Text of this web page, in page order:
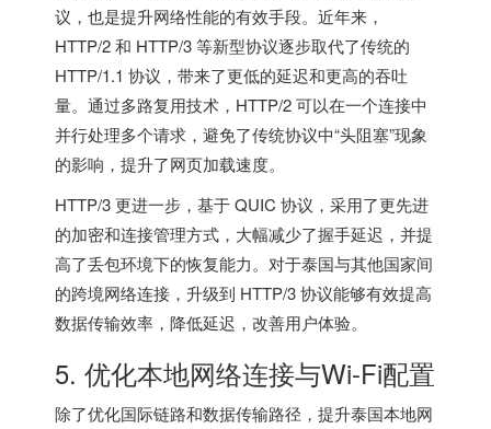
议，也是提升网络性能的有效手段。近年来，
HTTP/2 和 HTTP/3 等新型协议逐步取代了传统的
HTTP/1.1 协议，带来了更低的延迟和更高的吞吐
量。通过多路复用技术，HTTP/2 可以在一个连接中
并行处理多个请求，避免了传统协议中“头阻塞”现象
的影响，提升了网页加载速度。
HTTP/3 更进一步，基于 QUIC 协议，采用了更先进
的加密和连接管理方式，大幅减少了握手延迟，并提
高了丢包环境下的恢复能力。对于泰国与其他国家间
的跨境网络连接，升级到 HTTP/3 协议能够有效提高
数据传输效率，降低延迟，改善用户体验。
5. 优化本地网络连接与Wi-Fi配置
除了优化国际链路和数据传输路径，提升泰国本地网